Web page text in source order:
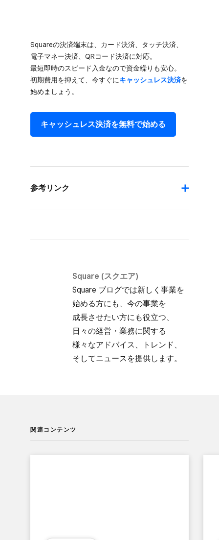
Squareの​決済端末は、​カード決済、​タッチ決済、​
電子マネー決済、​QRコード決済に​対応。​
最短即時の​スピード入金なので​資金繰りも​安心。​
初期費用を​抑えて、​今すぐに​キャッシュレス決済を​
始めましょう。
キャッシュレス決済を​無料で​始める
参考リンク
Square (スクエア)
Square ブログでは​新しく​事業を​
始める方にも、​今の​事業を​
成長させたい方にも​役立つ、​
日々の​経営・業務に​関する​
様々な​アドバイス、​トレンド、​
そして​ニュースを​提供します。
関連コンテンツ